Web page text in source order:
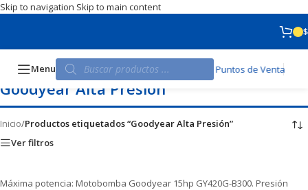
Skip to navigation Skip to main content
$
Menu Puntos de Venta
Goodyear Alta Presión
Inicio/Productos etiquetados “Goodyear Alta Presión”
Ver filtros
Máxima potencia: Motobomba Goodyear 15hp GY420G-B300. Presión